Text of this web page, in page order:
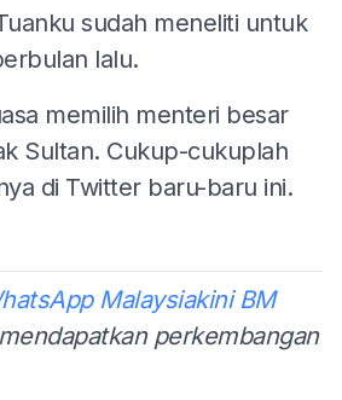
sudah meneliti untuk
lalu.
memilih menteri besar
Sultan. Cukup-cukuplah
di Twitter baru-baru ini.
Malaysiakini BM
perkembangan